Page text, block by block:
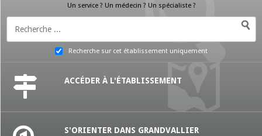
Un service ? Un médecin ? Un spécialiste ?
Recherche sur cet établissement uniquement
ACCÉDER À L'ÉTABLISSEMENT
S'ORIENTER DANS GRANDVALLIER